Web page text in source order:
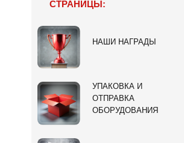
СТРАНИЦЫ:
НАШИ НАГРАДЫ
УПАКОВКА И
ОТПРАВКА
ОБОРУДОВАНИЯ